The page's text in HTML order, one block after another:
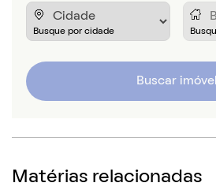
Buscar imóvel
Matérias relacionadas